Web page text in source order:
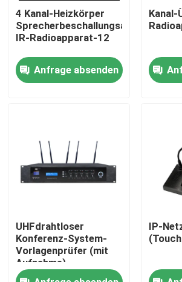
Videos
Über uns
Fabrik-Ausflug
Treten Sie mit uns in Verbindung
Fälle
Beschallungsanlage-Verstärker
4 Kanal-Heizkörper
Sprecherbeschallungsanlage
IR-Radioapparat-12
Anfrage absenden
UHFdrahtloser
Konferenz-System-
Vorlagenprüfer (mit
Aufnahme)
IP-